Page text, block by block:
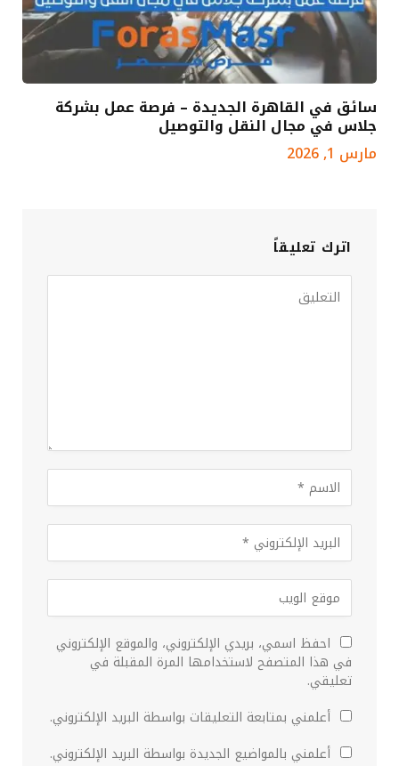
سائق في القاهرة الجديدة – فرصة عمل بشركة
جلاس في مجال النقل والتوصيل
مارس 1, 2026
اترك تعليقاً
احفظ اسمي، بريدي الإلكتروني، والموقع الإلكتروني
في هذا المتصفح لاستخدامها المرة المقبلة في
تعليقي.
أعلمني بمتابعة التعليقات بواسطة البريد الإلكتروني.
أعلمني بالمواضيع الجديدة بواسطة البريد الإلكتروني.